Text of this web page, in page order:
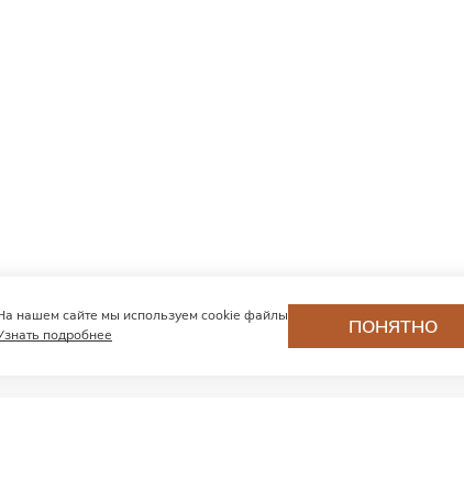
нашем сайте мы используем cookie файлы
подробнее
ПОНЯТНО